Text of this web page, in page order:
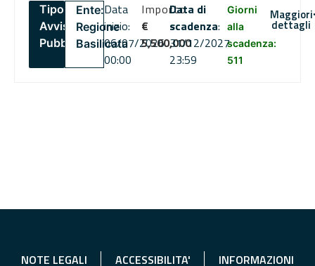
Tipo:
Avviso
Pubblico
Ente:
Regione
Basilicata
Data
inizio:
06/07/2026
00:00
Importo
€
5,500,000
Data di
scadenza:
31/12/2027
23:59
Giorni
alla
scadenza:
511
Maggiori
dettagli
NOTE LEGALI ACCESSIBILITA'
INFORMAZIONI